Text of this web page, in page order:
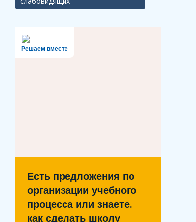
Решаем вместе
Есть предложения по
организации учебного
процесса или знаете,
как сделать школу